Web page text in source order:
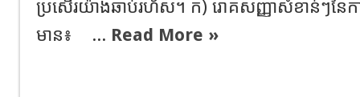
ប្រសើរយ៉ាងឆាប់រហ័ស។ ក) រោគសញ្ញាសំខាន់ៗនៃកា
មាន៖ ... Read More »